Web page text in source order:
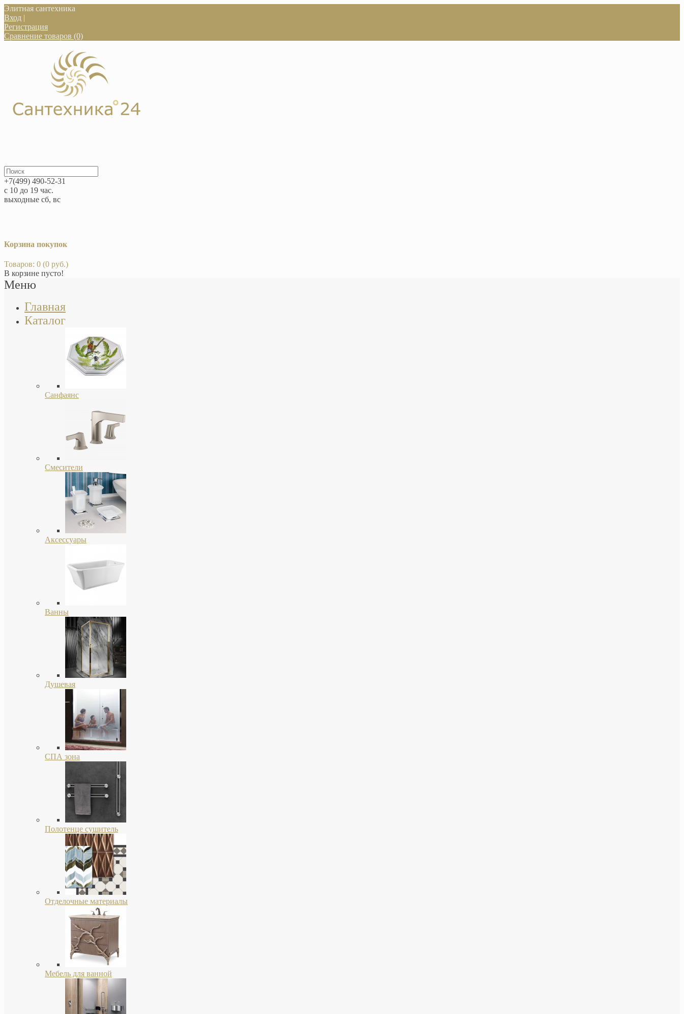
Элитная сантехника
Вход |
Регистрация
Сравнение товаров (0)
+7(499) 490-52-31
с 10 до 19 час.
выходные сб, вс
Корзина покупок
Товаров: 0 (0 руб.)
В корзине пусто!
Меню
Главная
Каталог
Санфаянс
Смесители
Аксессуары
Ванны
Душевая
СПА зона
Полотенце сушитель
Отделочные материалы
Мебель для ванной